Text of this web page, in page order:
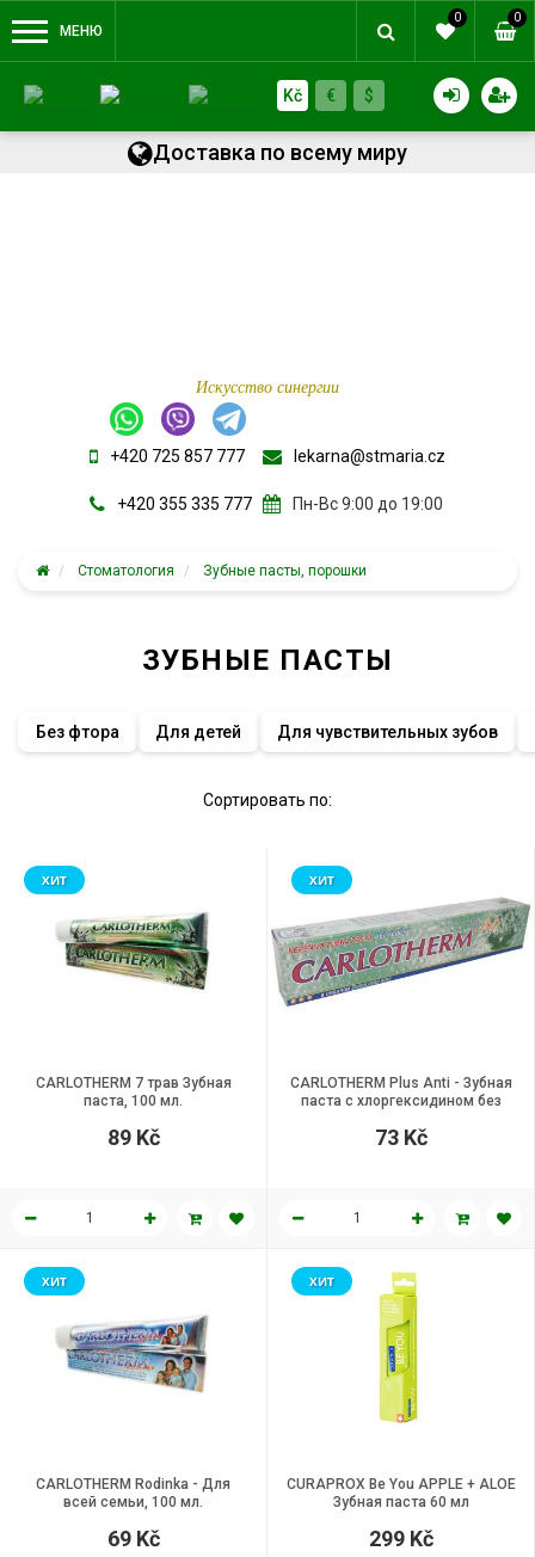
МЕНЮ
0 0
Kč € $
Доставка по всему миру
Искусство синергии
+420 725 857 777
+420 355 335 777
lekarna@stmaria.cz
Пн-Вс 9:00 до 19:00
Стоматология Зубные пасты, порошки
ЗУБНЫЕ ПАСТЫ
Без фтора Для детей Для чувствительных зубов
Сортировать по:
CARLOTHERM 7 трав Зубная
паста, 100 мл.
ХИТ
89 Kč
CARLOTHERM Plus Anti - Зубная
паста с хлоргексидином без
ХИТ
73 Kč
CARLOTHERM Rodinka - Для
всей семьи, 100 мл.
ХИТ
69 Kč
CURAPROX Be You APPLE + ALOE
Зубная паста 60 мл
ХИТ
299 Kč